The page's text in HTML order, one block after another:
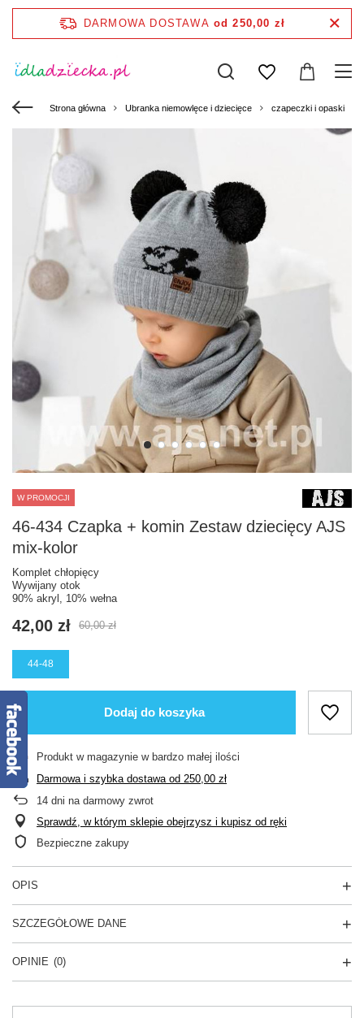
DARMOWA DOSTAWA od 250,00 zł
Strona główna Ubranka niemowlęce i dziecięce czapeczki i opaski
W PROMOCJI
46-434 Czapka + komin Zestaw dziecięcy AJS
mix-kolor
Komplet chłopięcy
Wywijany otok
90% akryl, 10% wełna
42,00 zł 60,00 zł
44-48
Dodaj do koszyka
Produkt w magazynie w bardzo małej ilości
Darmowa i szybka dostawa od 250,00 zł
14 dni na darmowy zwrot
Sprawdź, w którym sklepie obejrzysz i kupisz od ręki
Bezpieczne zakupy
OPIS
SZCZEGÓŁOWE DANE
OPINIE (0)